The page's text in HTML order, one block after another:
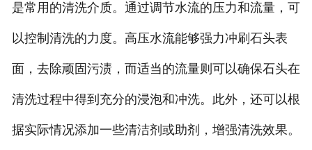
是常用的清洗介质。通过调节水流的压力和流量，可
以控制清洗的力度。高压水流能够强力冲刷石头表
面，去除顽固污渍，而适当的流量则可以确保石头在
清洗过程中得到充分的浸泡和冲洗。此外，还可以根
据实际情况添加一些清洁剂或助剂，增强清洗效果。